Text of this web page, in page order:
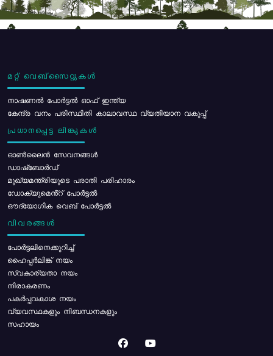
മറ്റ് വെബ്സൈറ്റുകൾ
നാഷണൽ പോർട്ടൽ ഓഫ് ഇന്ത്യ
കേന്ദ്ര വനം പരിസ്ഥിതി കാലാവസ്ഥ വ്യതിയാന വകുപ്പ്
പ്രധാനപ്പെട്ട ലിങ്കുകൾ
ഓൺലൈൻ സേവനങ്ങൾ
ഡാഷ്ബോർഡ്
മുഖ്യമന്ത്രിയുടെ പരാതി പരിഹാരം
ഡോക്യുമെൻ്റ് പോർട്ടൽ
ഔദ്യോഗിക വെബ് പോർട്ടൽ
വിവരങ്ങൾ
പോര്‍ട്ടലിനെക്കുറിച്ച്
ഹൈപ്പർലിങ്ക് നയം
സ്വകാര്യതാ നയം
നിരാകരണം
പകർപ്പവകാശ നയം
വ്യവസ്ഥകളും നിബന്ധനകളും
സഹായം